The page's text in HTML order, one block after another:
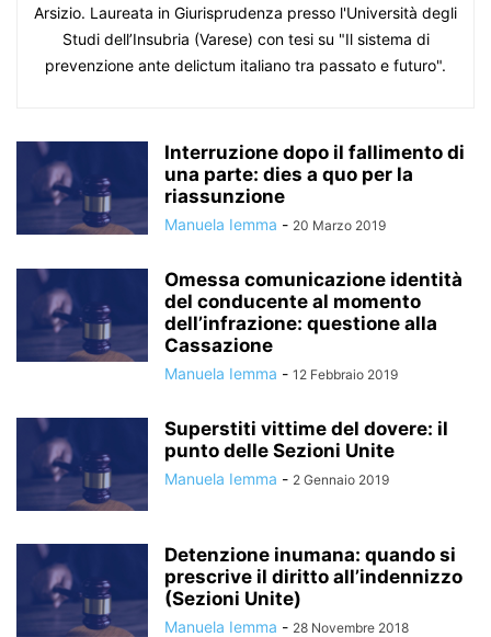
Arsizio. Laureata in Giurisprudenza presso l'Università degli
Studi dell’Insubria (Varese) con tesi su "Il sistema di
prevenzione ante delictum italiano tra passato e futuro".
Interruzione dopo il fallimento di
una parte: dies a quo per la
riassunzione
Manuela Iemma - 20 Marzo 2019
Omessa comunicazione identità
del conducente al momento
dell’infrazione: questione alla
Cassazione
Manuela Iemma - 12 Febbraio 2019
Superstiti vittime del dovere: il
punto delle Sezioni Unite
Manuela Iemma - 2 Gennaio 2019
Detenzione inumana: quando si
prescrive il diritto all’indennizzo
(Sezioni Unite)
Manuela Iemma - 28 Novembre 2018